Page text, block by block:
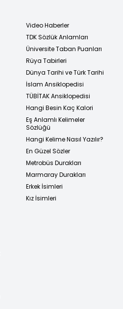
Video Haberler
TDK Sözlük Anlamları
Üniversite Taban Puanları
Rüya Tabirleri
Dünya Tarihi ve Türk Tarihi
İslam Ansiklopedisi
TÜBİTAK Ansiklopedisi
Hangi Besin Kaç Kalori
Eş Anlamlı Kelimeler
Sözlüğü
Hangi Kelime Nasıl Yazılır?
En Güzel Sözler
Metrobüs Durakları
Marmaray Durakları
Erkek İsimleri
Kız İsimleri